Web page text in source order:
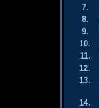
7.
8.
9.
10.
11.
12.
13.
14.